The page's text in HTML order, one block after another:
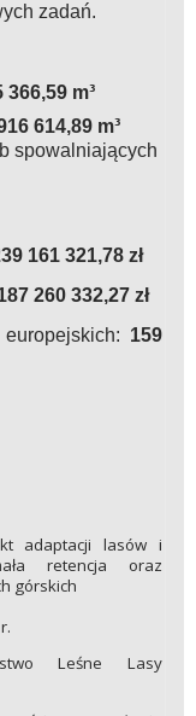
zadań.
366,59 m³
614,89 m³
spowalniających
161 321,78 zł
260 332,27 zł
159
adaptacji lasów i
retencja oraz
górskich
Leśne Lasy